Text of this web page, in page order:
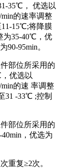
， 优选以
的速率调整
将降膜
为35‑40℃，优
。
部位所采用的
优选以
的速 率调整
31 ‑33℃ ;控制
部位所采用的
，优选为
重复≥2次。